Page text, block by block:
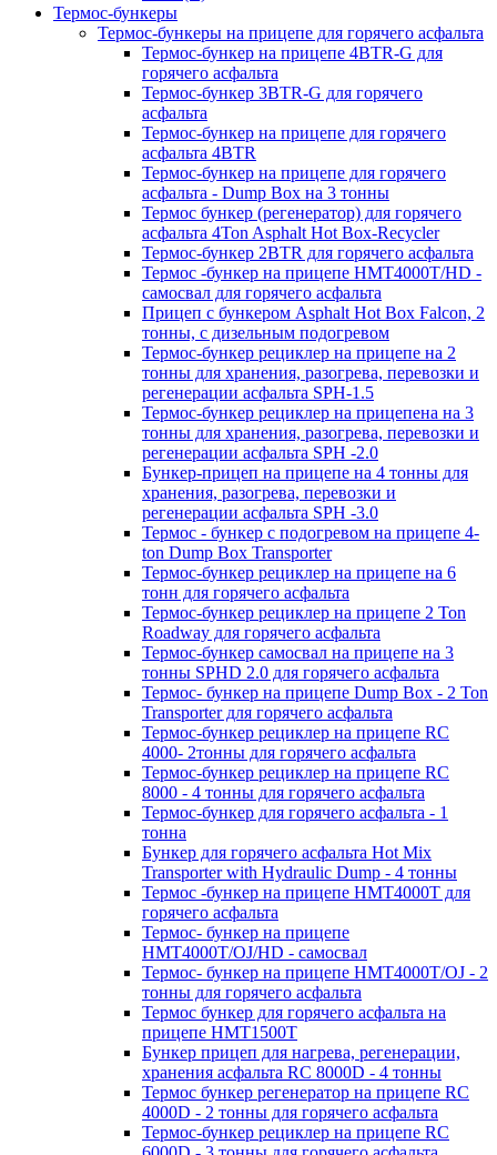
Термос-бункеры
Термос-бункеры на прицепе для горячего асфальта
Термос-бункер на прицепе 4BTR-G для
горячего асфальта
Термос-бункер 3BTR-G для горячего
асфальта
Термос-бункер на прицепе для горячего
асфальта 4BTR
Термос-бункер на прицепе для горячего
асфальта - Dump Box на 3 тонны
Термос бункер (регенератор) для горячего
асфальта 4Ton Asphalt Hot Box-Recycler
Термос-бункер 2BTR для горячего асфальта
Термос -бункер на прицепе HMT4000T/HD -
самосвал для горячего асфальта
Прицеп с бункером Asphalt Hot Box Falcon, 2
тонны, с дизельным подогревом
Термос-бункер рециклер на прицепе на 2
тонны для хранения, разогрева, перевозки и
регенерации асфальта SPH-1.5
Термос-бункер рециклер на прицепена на 3
тонны для хранения, разогрева, перевозки и
регенерации асфальта SPH -2.0
Бункер-прицеп на прицепе на 4 тонны для
хранения, разогрева, перевозки и
регенерации асфальта SPH -3.0
Термос - бункер с подогревом на прицепе 4-
ton Dump Box Transporter
Термос-бункер рециклер на прицепе на 6
тонн для горячего асфальта
Термос-бункер рециклер на прицепе 2 Ton
Roadway для горячего асфальта
Термос-бункер самосвал на прицепе на 3
тонны SPHD 2.0 для горячего асфальта
Термос- бункер на прицепе Dump Box - 2 Ton
Transporter для горячего асфальта
Термос-бункер рециклер на прицепе RC
4000- 2тонны для горячего асфальта
Термос-бункер рециклер на прицепе RC
8000 - 4 тонны для горячего асфальта
Термос-бункер для горячего асфальта - 1
тонна
Бункер для горячего асфальта Hot Mix
Transporter with Hydraulic Dump - 4 тонны
Термос -бункер на прицепе HMT4000T для
горячего асфальта
Термос- бункер на прицепе
HMT4000T/OJ/HD - самосвал
Термос- бункер на прицепе HMT4000T/OJ - 2
тонны для горячего асфальта
Термос бункер для горячего асфальта на
прицепе HMT1500T
Бункер прицеп для нагрева, регенерации,
хранения асфальта RC 8000D - 4 тонны
Термос бункер регенератор на прицепе RC
4000D - 2 тонны для горячего асфальта
Термос-бункер рециклер на прицепе RC